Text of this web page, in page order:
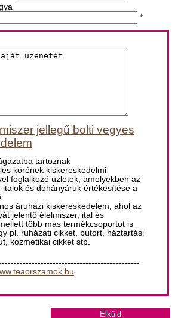
*
jellegű bolti vegyes
tartoznak
körének kiskereskedelmi
foglalkozó üzletek, amelyekben az
italok és dohányáruk értékesítése a
áruházi kiskereskedelem, ahol az
jelentő élelmiszer, ital és
több más termékcsoportot is
pl. ruházati cikket, bútort, háztartási
kozmetikai cikket stb.